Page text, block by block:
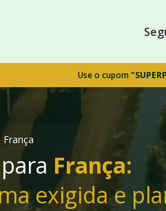
Use o cupom
França
França:
exigida e